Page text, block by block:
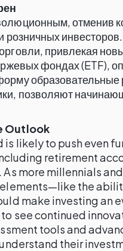
отменив
розничных
привлекая
фондах (ETF),
образовательные
позволяют
Outlook
is likely to push even
retirement
more millennials
elements—like the
make investing an
see continued
tools and
their